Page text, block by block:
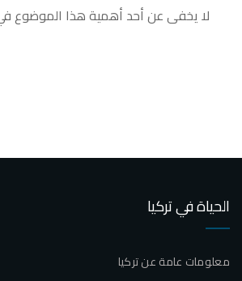
لا يخفى عن أحد أهمية هذا الموضوع في
الحياة في تركيا
معلومات عامة عن تركيا